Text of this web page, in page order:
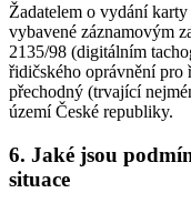
Žadatelem o vydání
vybavené záznamovým
2135/98 (digitálním
řidičského oprávnění pro
přechodný (trvající
území České republiky.
6. Jaké jsou
situace